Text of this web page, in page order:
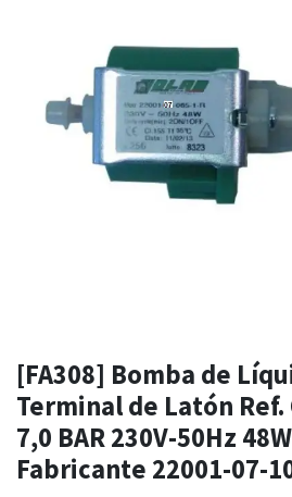
[FA308] Bomba de
Terminal de Latón Ref.
7,0 BAR 230V-50Hz
Fabricante 22001-07-